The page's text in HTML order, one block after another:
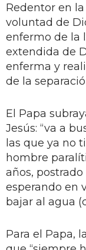
Redentor en
voluntad de
enfermo de la
extendida de
enferma y
de la
El Papa
Jesús: “va a
las que ya no
hombre
años,
esperando en
bajar al agua
Para el Papa,